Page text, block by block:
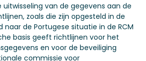
van de gegevens aan de
zoals die zijn opgesteld in de
naar de Portugese situatie in de RCM
basis geeft richtlijnen voor het
en voor de beveiliging
commissie voor